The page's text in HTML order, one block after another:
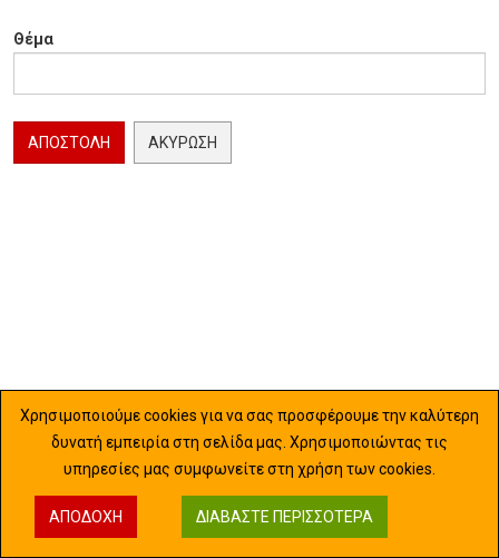
Θέμα
ΑΠΟΣΤΟΛΉ ΑΚΎΡΩΣΗ
Χρησιμοποιούμε cookies για να σας προσφέρουμε την καλύτερη
δυνατή εμπειρία στη σελίδα μας. Χρησιμοποιώντας τις
υπηρεσίες μας συμφωνείτε στη χρήση των cookies.
ΑΠΟΔΟΧΉ ΔΙΑΒΆΣΤΕ ΠΕΡΙΣΣΌΤΕΡΑ